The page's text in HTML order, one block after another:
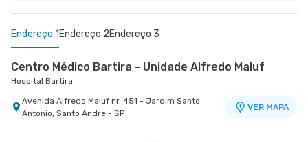
Endereço 1 Endereço 2Endereço 3
Centro Médico Bartira - Unidade Alfredo Maluf
Hospital Bartira
Avenida Alfredo Maluf nr. 451 - Jardim Santo
Antonio, Santo Andre - SP
VER MAPA